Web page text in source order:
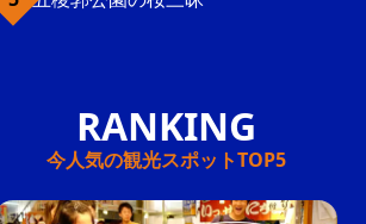
今人気の観光スポットTOP5